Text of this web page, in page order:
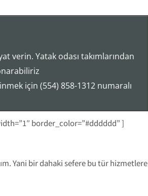
verin. Yatak odası takımlarından
için (554) 858-1312 numaralı
border_color=”#dddddd” ]
Yani bir dahaki sefere bu tür hizmetlere